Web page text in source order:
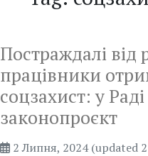
Постраждалі від
працівники
соцзахист: у
законопроєкт
2 Липня, 2024 (updated